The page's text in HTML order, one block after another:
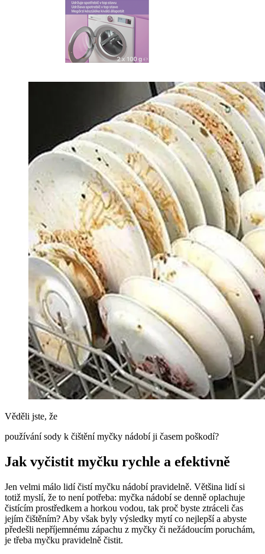
Věděli jste, že
používání sody k čištění myčky nádobí ji časem poškodí?
Jak vyčistit myčku rychle a efektivně
Jen velmi málo lidí čistí myčku nádobí pravidelně. Většina lidí si
totiž myslí, že to není potřeba: myčka nádobí se denně oplachuje
čistícím prostředkem a horkou vodou, tak proč byste ztráceli čas
jejím čištěním? Aby však byly výsledky mytí co nejlepší a abyste
předešli nepříjemnému zápachu z myčky či nežádoucím poruchám,
je třeba myčku pravidelně čistit.